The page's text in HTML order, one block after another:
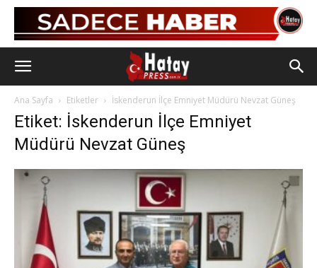
Ana Sayfa Etiketler İskenderun İlçe Emniyet Müdürü Nevzat Güneş
Etiket: İskenderun İlçe Emniyet
Müdürü Nevzat Güneş